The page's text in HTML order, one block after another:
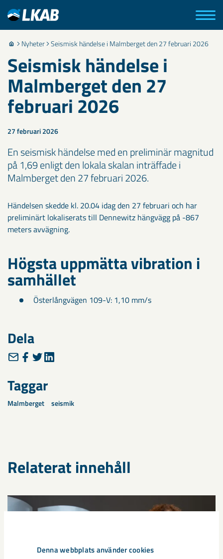
Denna webbplats använder cookies
Nyheter Seismisk händelse i Malmberget den 27 februari 2026
Seismisk händelse i
Malmberget den 27
februari 2026
27 februari 2026
En seismisk händelse med en preliminär magnitud
på 1,69 enligt den lokala skalan inträffade i
Malmberget den 27 februari 2026.
Händelsen skedde kl. 20.04 idag den 27 februari och har
preliminärt lokaliserats till Dennewitz hängvägg på -867
meters avvägning.
Högsta uppmätta vibration i
samhället
Österlångvägen 109-V: 1,10 mm/s
Dela
Taggar
Malmberget seismik
Relaterat innehåll